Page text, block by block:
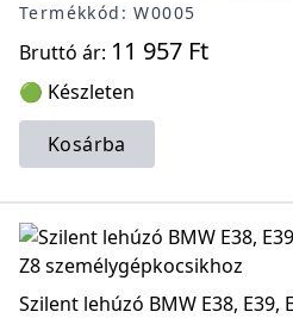
Termékkód: W0005
Bruttó ár: 11 957 Ft
🟢 Készleten
Kosárba
Szilent lehúzó BMW E38, E39,